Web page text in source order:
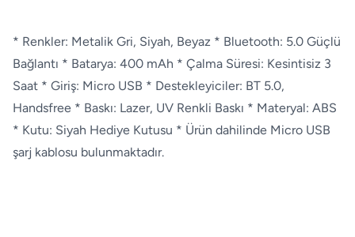
* Renkler: Metalik Gri, Siyah, Beyaz * Bluetooth: 5.0 Güçlü
Bağlantı * Batarya: 400 mAh * Çalma Süresi: Kesintisiz 3
Saat * Giriş: Micro USB * Destekleyiciler: BT 5.0,
Handsfree * Baskı: Lazer, UV Renkli Baskı * Materyal: ABS
* Kutu: Siyah Hediye Kutusu * Ürün dahilinde Micro USB
şarj kablosu bulunmaktadır.